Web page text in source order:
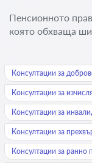
Пенсионното
която обхваща
Консултации за
Консултации за
Консултации за
Консултации за
Консултации за ранно